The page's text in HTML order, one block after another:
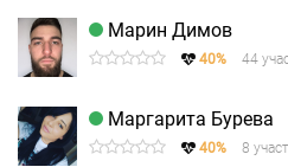
Марин Димов
40% 44
Маргарита Бурева
40% 8